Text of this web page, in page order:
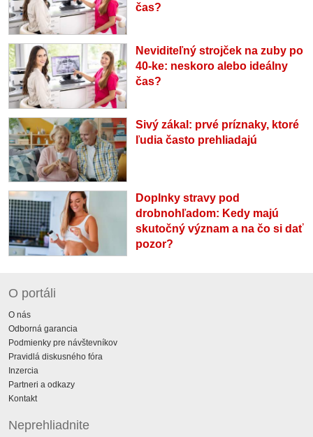
čas?
Neviditeľný strojček na zuby po
40-ke: neskoro alebo ideálny
čas?
Sivý zákal: prvé príznaky, ktoré
ľudia často prehliadajú
Doplnky stravy pod
drobnohľadom: Kedy majú
skutočný význam a na čo si dať
pozor?
O portáli
O nás
Odborná garancia
Podmienky pre návštevníkov
Pravidlá diskusného fóra
Inzercia
Partneri a odkazy
Kontakt
Neprehliadnite